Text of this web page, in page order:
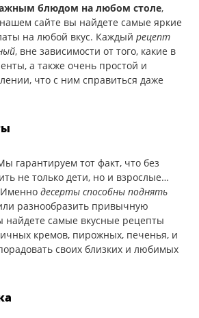
блюдом на любом столе,
сайте вы найдете самые яркие
на любой вкус. Каждый рецепт
, вне зависимости от того, какие в
а также очень простой и
что с ним справиться даже
гарантируем тот факт, что без
не только дети, но и взрослые…
Именно десерты способны поднять
разнообразить привычную
найдете самые вкусные рецепты
кремов, пирожных, печенья, и
своих близких и любимых